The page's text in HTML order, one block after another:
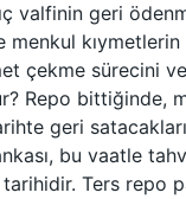
​​valfinin geri
kıymetlerin
çekme sürecini
Repo bittiğinde,
geri
bu vaatle
Ters repo